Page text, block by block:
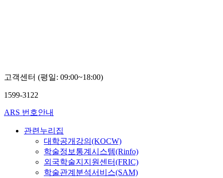
고객센터 (평일: 09:00~18:00)
1599-3122
ARS 번호안내
관련누리집
대학공개강의(KOCW)
학술정보통계시스템(Rinfo)
외국학술지지원센터(FRIC)
학술관계분석서비스(SAM)